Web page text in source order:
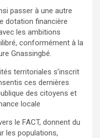
passer à une autre
dotation financière
les ambitions
conformément à la
Gnassingbé.
territoriales s’inscrit
ces dernières
des citoyens et
locale
le FACT, donnent du
les populations,